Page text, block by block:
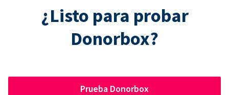
¿Listo para probar
Donorbox?
Prueba Donorbox